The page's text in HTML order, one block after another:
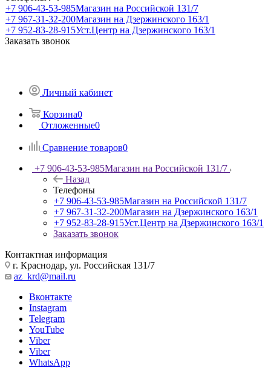
+7 906-43-53-985Магазин на Российской 131/7
+7 967-31-32-200Магазин на Дзержинского 163/1
+7 952-83-28-915Уст.Центр на Дзержинского 163/1
Заказать звонок
Личный кабинет
Корзина0
Отложенные0
Сравнение товаров0
+7 906-43-53-985Магазин на Российской 131/7
Назад
Телефоны
+7 906-43-53-985Магазин на Российской 131/7
+7 967-31-32-200Магазин на Дзержинского 163/1
+7 952-83-28-915Уст.Центр на Дзержинского 163/1
Заказать звонок
Контактная информация
г. Краснодар, ул. Российская 131/7
az_krd@mail.ru
Вконтакте
Instagram
Telegram
YouTube
Viber
Viber
WhatsApp